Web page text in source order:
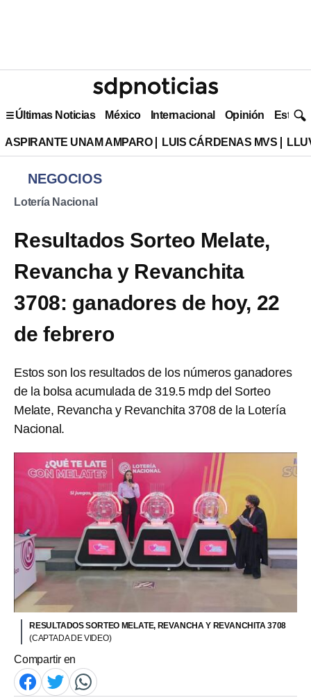
Últimas Noticias México Internacional Opinión Estilo
ASPIRANTE UNAM AMPARO LUIS CÁRDENAS MVS
NEGOCIOS
Lotería Nacional
Resultados Sorteo Melate,
Revancha y Revanchita
3708: ganadores de hoy, 22
de febrero
Estos son los resultados de los números ganadores
de la bolsa acumulada de 319.5 mdp del Sorteo
Melate, Revancha y Revanchita 3708 de la Lotería
Nacional.
RESULTADOS SORTEO MELATE, REVANCHA Y REVANCHITA 3708
(CAPTADA DE VIDEO)
Compartir en